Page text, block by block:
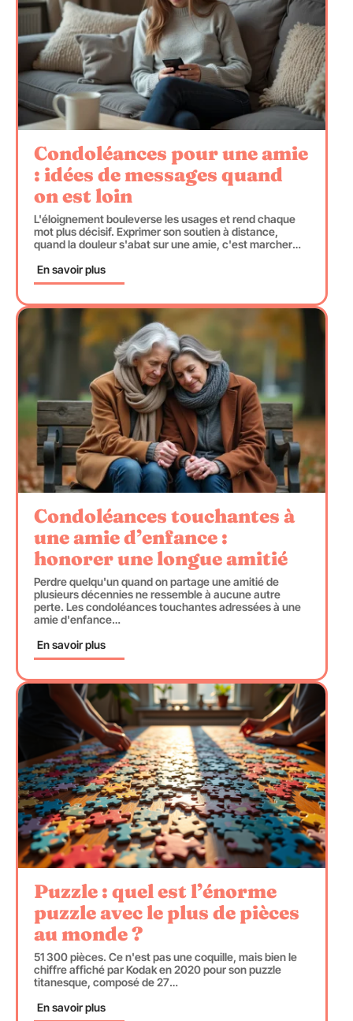
Condoléances pour une amie
: idées de messages quand
on est loin
L'éloignement bouleverse les usages et rend chaque
mot plus décisif. Exprimer son soutien à distance,
quand la douleur s'abat sur une amie, c'est marcher…
En savoir plus
Condoléances touchantes à
une amie d’enfance :
honorer une longue amitié
Perdre quelqu'un quand on partage une amitié de
plusieurs décennies ne ressemble à aucune autre
perte. Les condoléances touchantes adressées à une
amie d'enfance…
En savoir plus
Puzzle : quel est l’énorme
puzzle avec le plus de pièces
au monde ?
51 300 pièces. Ce n'est pas une coquille, mais bien le
chiffre affiché par Kodak en 2020 pour son puzzle
titanesque, composé de 27…
En savoir plus